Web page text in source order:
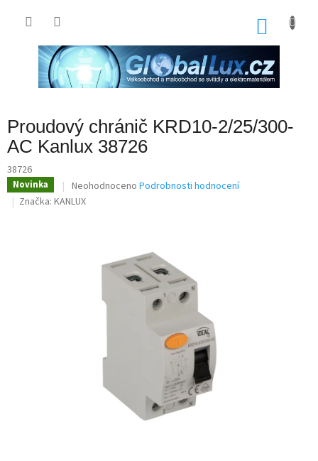
Proudový chránič KRD10-2/25/300-
AC Kanlux 38726
38726
Novinka
Průměrné
hodnocení
Neohodnoceno Podrobnosti hodnocení
Značka: KANLUX